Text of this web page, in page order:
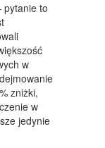
pytanie to
w
zniżki,
w
jedynie